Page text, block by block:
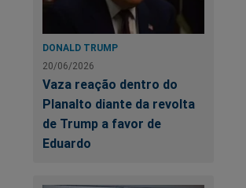
DONALD TRUMP
20/06/2026
Vaza reação dentro do
Planalto diante da revolta
de Trump a favor de
Eduardo